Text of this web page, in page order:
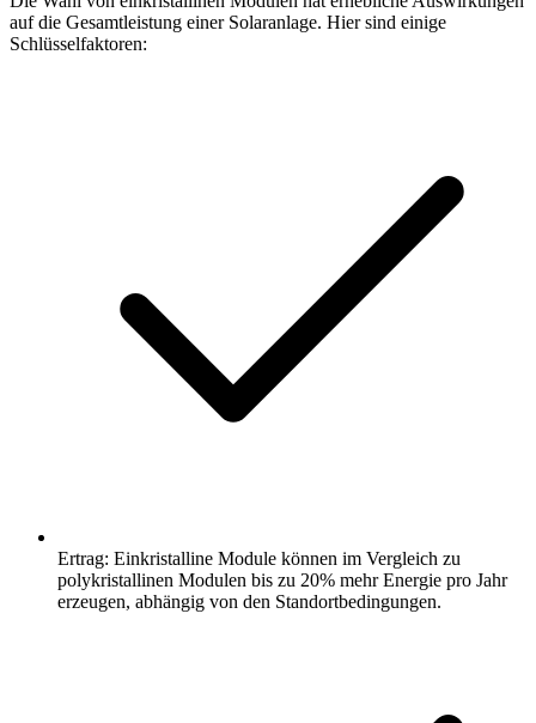
auf die Gesamtleistung einer Solaranlage. Hier sind einige
Schlüsselfaktoren:
Ertrag: Einkristalline Module können im Vergleich zu
polykristallinen Modulen bis zu 20% mehr Energie pro Jahr
erzeugen, abhängig von den Standortbedingungen.